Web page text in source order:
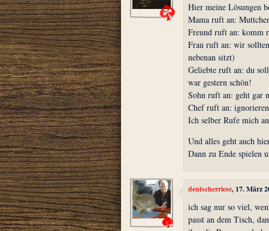
Hier meine Lösungen
Mama ruft an:
Freund ruft an: komm
Frau ruft an: wir
nebenan sitzt)
Geliebte ruft an: du
war gestern schön!
Sohn ruft an: geht gar
Chef ruft an:
Ich selber Rufe mich
Und alles geht auch
Dann zu Ende spielen
deutscherriese, 17. März
ich sag nur so viel,
passt an dem Tisch,